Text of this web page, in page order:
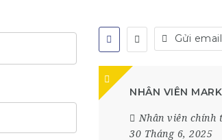
Gửi
NHÂN VIÊN
Nhân viên chính
30 Tháng 6, 2025